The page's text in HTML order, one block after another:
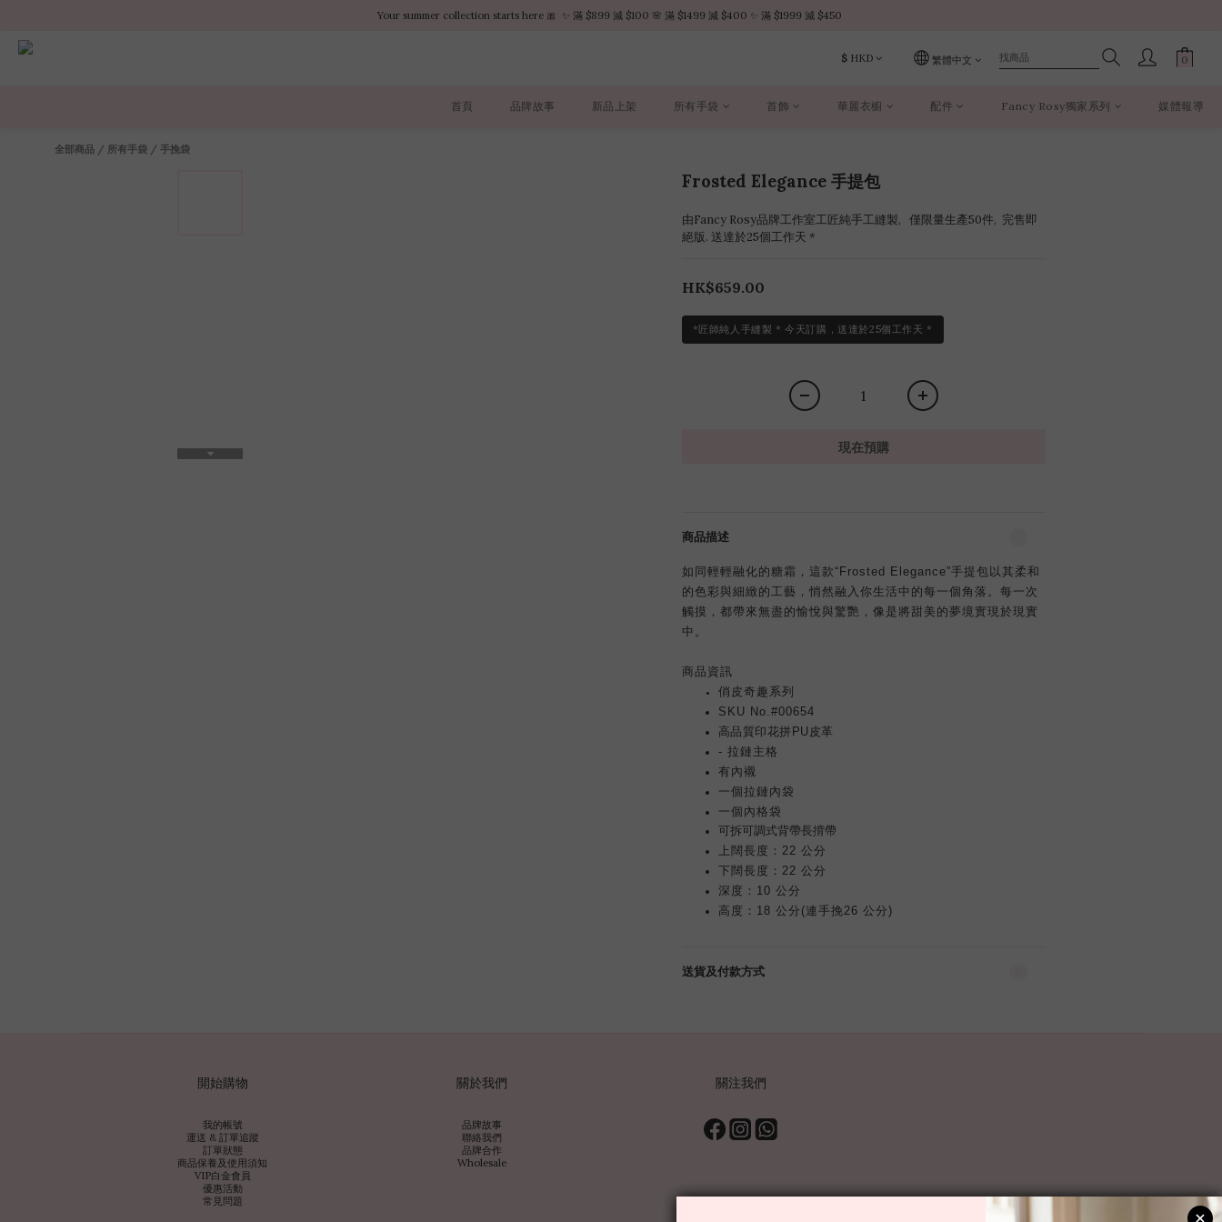
Your summer collection starts here 🎀  ✨ 滿 $899 減 $100 🌸 滿 $1499 減 $400 ✨ 滿 $1999 減 $450
Your summer collection starts here 🎀  ✨ 滿 $899 減 $100 🌸 滿 $1499 減 $400 ✨ 滿 $1999 減 $450
Your summer collection starts here 🎀  ✨ 滿 $899 減 $100 🌸 滿 $1499 減 $400 ✨ 滿 $1999 減 $450
$ HKD 繁體中文
首頁 品牌故事 新品上架 所有手袋 首飾 華麗衣櫥 配件 Fancy Rosy獨家系列 媒體報導
全部商品 / 所有手袋 / 手挽袋
Frosted Elegance 手提包
由Fancy Rosy品牌工作室工匠純手工縫製,   僅限量生產50件,  完售即
絕版. 送達於25個工作天 *
HK$659.00
*匠師純人手縫製 * 今天訂購，送達於25個工作天 *
現在預購
商品描述
如同輕輕融化的糖霜，這款“Frosted Elegance”手提包以其柔和
的色彩與細緻的工藝，悄然融入你生活中的每一個角落。每一次
觸摸，都帶來無盡的愉悅與驚艷，像是將甜美的夢境實現於現實
中。
商品資訊
俏皮奇趣系列
SKU No.#00654
高品質印花拼PU皮革
- 拉鏈主格
有內襯
一個拉鏈內袋
一個內格袋
可拆可調式背帶長揹帶
上闊長度：22 公分
下闊長度：22 公分
深度：10 公分
高度：18 公分(連手挽26 公分)
送貨及付款方式
開始購物
我的帳號
運送 & 訂單追蹤
訂單狀態
商品保養及使用須知
VIP白金會員
優惠活動
常見問題
關於我們
品牌故事
聯絡我們
品牌合作
Wholesale
關注我們